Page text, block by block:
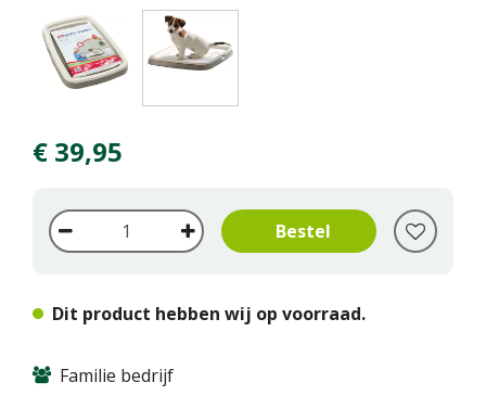
€ 39,95
Dit product hebben wij op voorraad.
Familie bedrijf